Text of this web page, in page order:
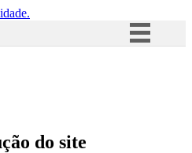
Acesso à informação
do site